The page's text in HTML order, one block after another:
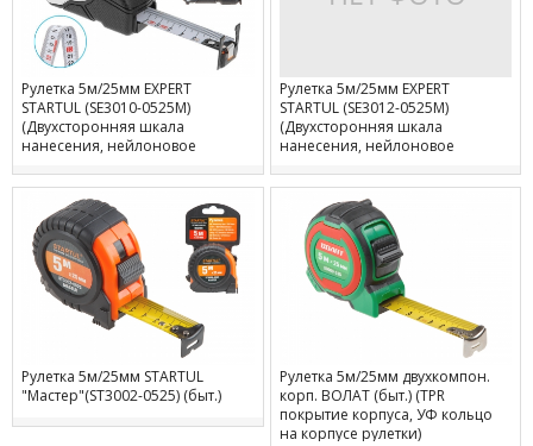
Рулетка 5м/25мм EXPERT
STARTUL (SE3010-0525M)
(Двухсторонняя шкала
нанесения, нейлоновое
наконечник)
Рулетка 5м/25мм EXPERT
STARTUL (SE3012-0525M)
(Двухсторонняя шкала
нанесения, нейлоновое
обрезиненный двухсторонний
Рулетка 5м/25мм STARTUL
"Мастер"(ST3002-0525) (быт.)
Рулетка 5м/25мм двухкомпон.
корп. ВОЛАТ (быт.) (TPR
покрытие корпуса, УФ кольцо
на корпусе рулетки)